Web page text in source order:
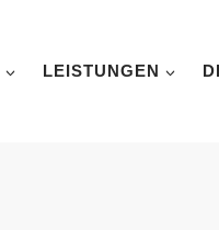
LEISTUNGEN